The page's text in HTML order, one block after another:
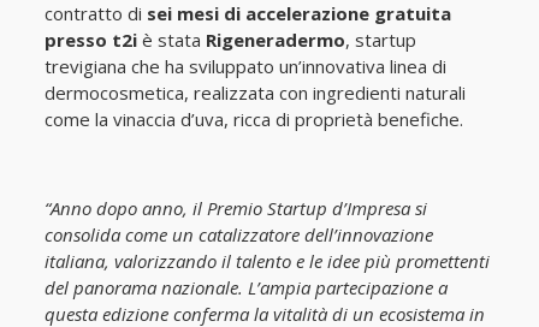
contratto di sei mesi di accelerazione gratuita
presso t2i è stata Rigeneradermo, startup
trevigiana che ha sviluppato un’innovativa linea di
dermocosmetica, realizzata con ingredienti naturali
come la vinaccia d’uva, ricca di proprietà benefiche.
“Anno dopo anno, il Premio Startup d’Impresa si
consolida come un catalizzatore dell’innovazione
italiana, valorizzando il talento e le idee più promettenti
del panorama nazionale. L’ampia partecipazione a
questa edizione conferma la vitalità di un ecosistema in